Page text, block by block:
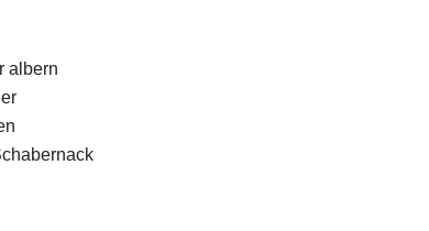
albern